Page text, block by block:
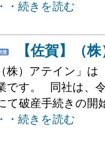
・続きを読む
【佐賀】（
株）アテイン」
です。 同社は、
て破産手続きの開
・続きを読む